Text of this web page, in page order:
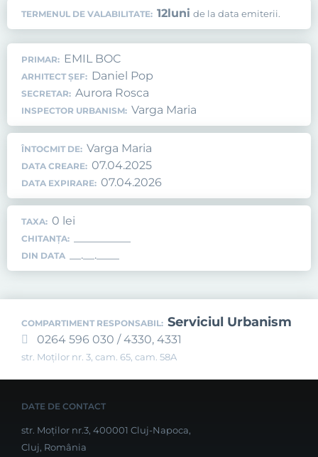
TERMENUL DE VALABILITATE: 12luni de la data emiterii.
PRIMAR: EMIL BOC
ARHITECT ȘEF: Daniel Pop
SECRETAR: Aurora Rosca
INSPECTOR URBANISM: Varga Maria
ÎNTOCMIT DE: Varga Maria
DATA CREARE: 07.04.2025
DATA EXPIRARE: 07.04.2026
TAXA: 0 lei
CHITANȚA:
DIN DATA __.__.____
COMPARTIMENT RESPONSABIL: Serviciul Urbanism
0264 596 030 / 4330, 4331
str. Moților nr. 3, cam. 65, cam. 58A
DATE DE CONTACT
str. Moților nr.3, 400001 Cluj-Napoca,
Cluj, România